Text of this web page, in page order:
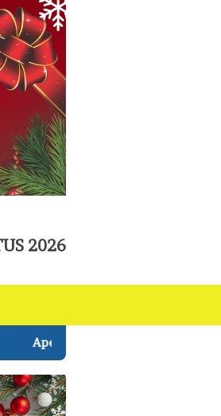
2026
Penanggulangan Bencana